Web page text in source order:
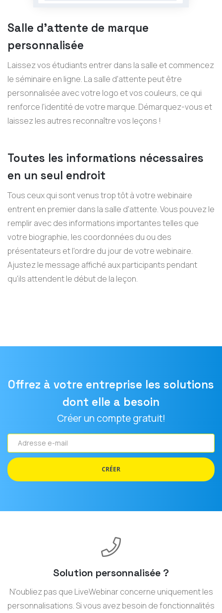
Salle d'attente de marque
personnalisée
Laissez vos étudiants entrer dans la salle et commencez
le séminaire en ligne. La salle d'attente peut être
personnalisée avec votre logo et vos couleurs, ce qui
renforce l'identité de votre marque. Démarquez-vous et
laissez les autres reconnaître vos leçons !
Toutes les informations nécessaires
en un seul endroit
Tous ceux qui sont venus trop tôt à votre webinaire
entrent en premier dans la salle d'attente. Vous pouvez le
remplir avec des informations importantes telles que
votre biographie, les coordonnées du ou des
présentateurs et l'ordre du jour de votre webinaire.
Ajustez le message affiché aux participants pendant
qu'ils attendent le début de la leçon.
Offrez à votre entreprise les solutions
dont elle a besoin
Créer un compte gratuit!
Adresse
e-
mail
CRÉER
Solution personnalisée ?
N'oubliez pas que LiveWebinar concerne uniquement les
personnalisations. Si vous avez besoin de fonctionnalités